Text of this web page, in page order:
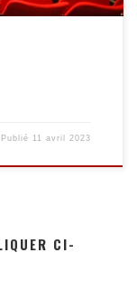
Publié 11 avril 2023
CI-